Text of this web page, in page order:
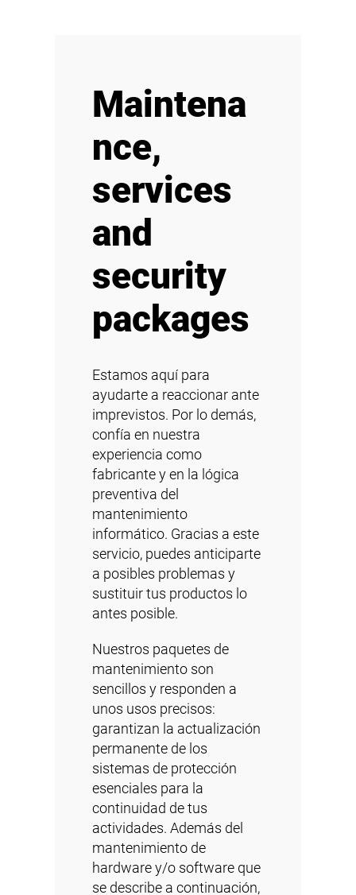
Maintena
nce,
services
and
security
packages
Estamos aquí para
ayudarte a reaccionar ante
imprevistos. Por lo demás,
confía en nuestra
experiencia como
fabricante y en la lógica
preventiva del
mantenimiento
informático. Gracias a este
servicio, puedes anticiparte
a posibles problemas y
sustituir tus productos lo
antes posible.
Nuestros paquetes de
mantenimiento son
sencillos y responden a
unos usos precisos:
garantizan la actualización
permanente de los
sistemas de protección
esenciales para la
continuidad de tus
actividades. Además del
mantenimiento de
hardware y/o software que
se describe a continuación,